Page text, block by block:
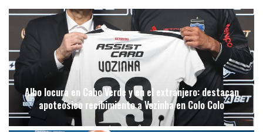
Albo locura en Cabo Verde y en el extranjero: destacan
apoteósico recibimiento a Vozinha en Colo Colo